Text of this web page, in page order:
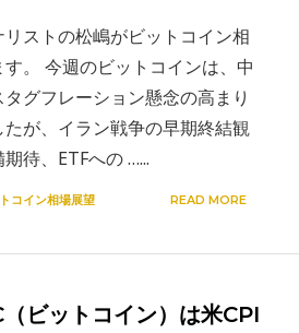
ストの松嶋がビットコイン相
。 今週のビットコインは、中
グフレーション懸念の高まり
が、イラン戦争の早期終結観
待、ETFへの …...
コイン相場展望 READ MORE
ビットコイン）は米CPI